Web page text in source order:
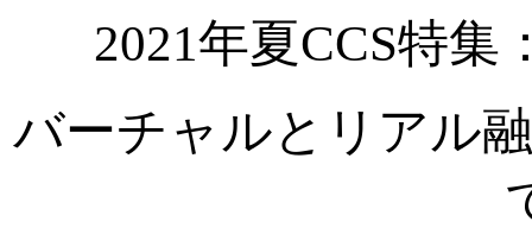
2021年夏CCS特
バーチャルとリアル